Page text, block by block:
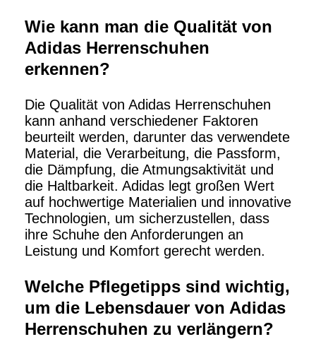
Wie kann man die Qualität von
Adidas Herrenschuhen
erkennen?
Die Qualität von Adidas Herrenschuhen
kann anhand verschiedener Faktoren
beurteilt werden, darunter das verwendete
Material, die Verarbeitung, die Passform,
die Dämpfung, die Atmungsaktivität und
die Haltbarkeit. Adidas legt großen Wert
auf hochwertige Materialien und innovative
Technologien, um sicherzustellen, dass
ihre Schuhe den Anforderungen an
Leistung und Komfort gerecht werden.
Welche Pflegetipps sind wichtig,
um die Lebensdauer von Adidas
Herrenschuhen zu verlängern?